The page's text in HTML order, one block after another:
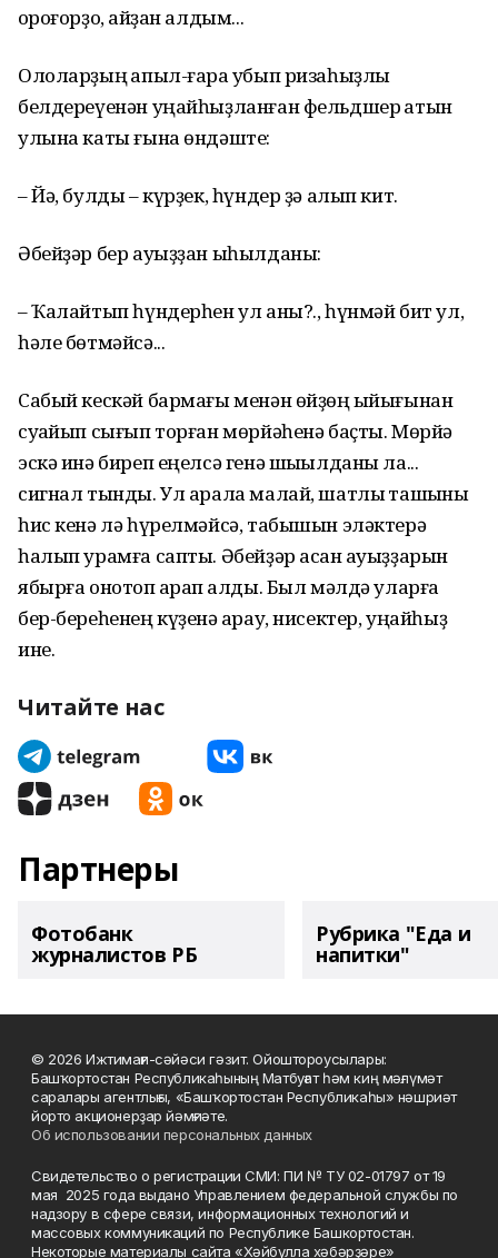
ҡороғорҙо, ҡайҙан алдым...
Ололарҙың ҡапыл-ғара ҡубып ризаһыҙлыҡ
белдереүенән уңайһыҙланған фельдшер ҡатын
улына каты ғына өндәште:
– Йә, булды – күрҙек, һүндер ҙә алып кит.
Әбейҙәр бер ауыҙҙан ыһылданы:
– Ҡалайтып һүндерһен ул аны?., һүнмәй бит ул,
һәле бөтмәйсә...
Сабый кескәй бармағы менән өйҙөң ҡыйығынан
суҡайып сығып торған мөрйәһенә баҫты. Мөрйә
эскә инә биреп еңелсә генә шыҡылданы ла...
сигнал тынды. Ул арала малай, шатлыҡ ташҡыны
һис кенә лә һүрелмәйсә, табышын эләктерә
һалып урамға сапты. Әбейҙәр асҡан ауыҙҙарын
ябырға онотоп ҡарап ҡалды. Был мәлдә уларға
бер-береһенең күҙенә ҡарау, нисектер, уңайһыҙ
ине.
Читайте нас
Партнеры
Фотобанк
журналистов РБ
Рубрика "Еда и
напитки"
© 2026 Ижтимағи-сәйәси гәзит. Ойоштороусылары:
Башҡортостан Республикаһының Матбуғат һәм киң мәғлүмәт
саралары агентлығы, «Башҡортостан Республикаһы» нәшриәт
йорто акционерҙар йәмғиәте.
Об использовании персональных данных
Свидетельство о регистрации СМИ: ПИ № ТУ 02-01797 от 19
мая 2025 года выдано Управлением федеральной службы по
надзору в сфере связи, информационных технологий и
массовых коммуникаций по Республике Башкортостан.
Некоторые материалы сайта «Хәйбулла хәбәрҙәре»